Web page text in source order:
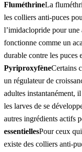
FluméthrineLa
les colliers anti-puces
l’imidaclopride pour
fonctionne comme un
durable contre les puces
PyriproxyfèneCertains
un régulateur de
adultes instantanément,
les larves de se
autres ingrédients actifs
essentiellesPour ceux
existe des colliers anti-